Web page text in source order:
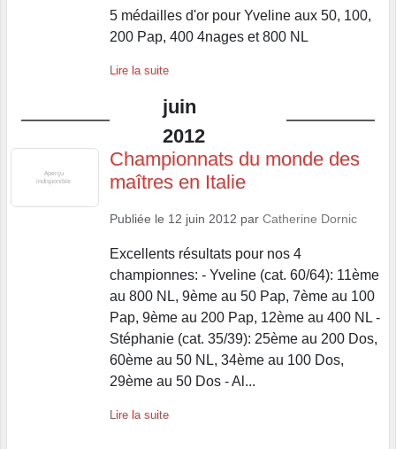
5 médailles d'or pour Yveline aux 50, 100,
200 Pap, 400 4nages et 800 NL
Lire la suite
juin
2012
Championnats du monde des
maîtres en Italie
Publiée le 12 juin 2012 par Catherine Dornic
Excellents résultats pour nos 4
championnes: - Yveline (cat. 60/64): 11ème
au 800 NL, 9ème au 50 Pap, 7ème au 100
Pap, 9ème au 200 Pap, 12ème au 400 NL -
Stéphanie (cat. 35/39): 25ème au 200 Dos,
60ème au 50 NL, 34ème au 100 Dos,
29ème au 50 Dos - Al...
Lire la suite